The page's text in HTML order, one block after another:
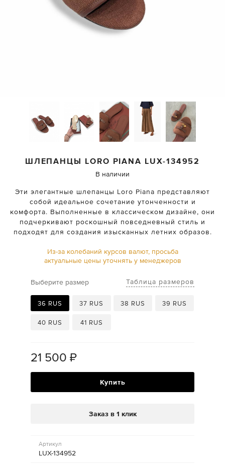
ШЛЕПАНЦЫ LORO PIANA LUX-134952
В наличии
Эти элегантные шлепанцы Loro Piana представляют
собой идеальное сочетание утонченности и
комфорта. Выполненные в классическом дизайне, они
подчеркивают роскошный повседневный стиль и
подходят для создания изысканных летних образов.
Из-за колебаний курсов валют, просьба
актуальные цены уточнять у менеджеров
Выберите размер Таблица размеров
36 RUS 37 RUS 38 RUS 39 RUS
40 RUS 41 RUS
21 500 ₽
Купить
Заказ в 1 клик
Артикул
LUX-134952